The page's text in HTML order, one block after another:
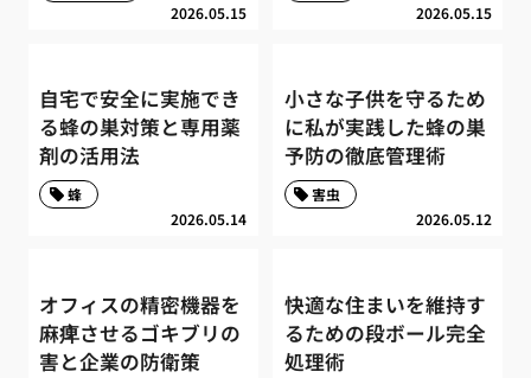
2026.05.15 2026.05.15
自宅で安全に実施でき
る蜂の巣対策と専用薬
剤の活用法
2026.05.14
蜂
小さな子供を守るため
に私が実践した蜂の巣
予防の徹底管理術
2026.05.12
害虫
オフィスの精密機器を
麻痺させるゴキブリの
害と企業の防衛策
快適な住まいを維持す
るための段ボール完全
処理術